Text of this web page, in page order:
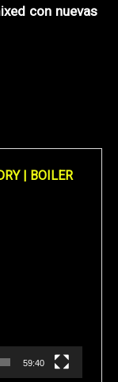
con nuevas
| BOILER
59:40